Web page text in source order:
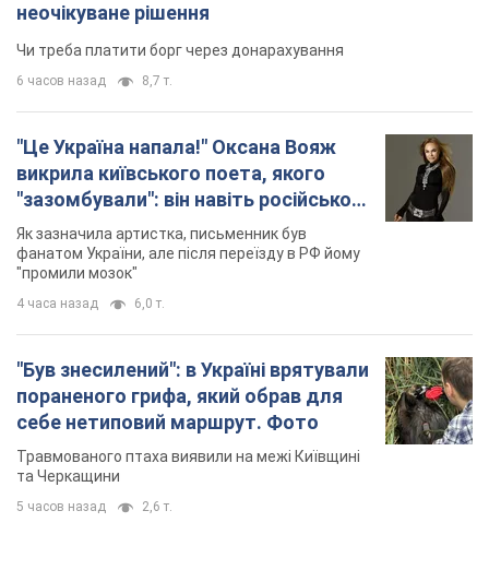
неочікуване рішення
Чи треба платити борг через донарахування
6 часов назад 8,7 т.
"Це Україна напала!" Оксана Вояж
викрила київського поета, якого
"зазомбували": він навіть російської
не знав, а тепер хоче геноциду
українців
Як зазначила артистка, письменник був
фанатом України, але після переїзду в РФ йому
"промили мозок"
4 часа назад 6,0 т.
"Був знесилений": в Україні врятували
пораненого грифа, який обрав для
себе нетиповий маршрут. Фото
Травмованого птаха виявили на межі Київщині
та Черкащини
5 часов назад 2,6 т.